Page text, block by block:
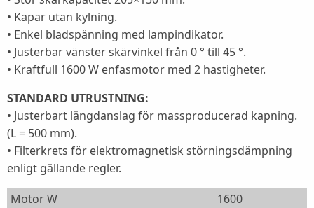
• Kapar utan kylning.
• Enkel bladspänning med lampindikator.
• Justerbar vänster skärvinkel från 0 ° till 45 °.
• Kraftfull 1600 W enfasmotor med 2 hastigheter.
STANDARD UTRUSTNING:
• Justerbart längdanslag för massproducerad kapning.
(L = 500 mm).
• Filterkrets för elektromagnetisk störningsdämpning
enligt gällande regler.
Motor W
1600